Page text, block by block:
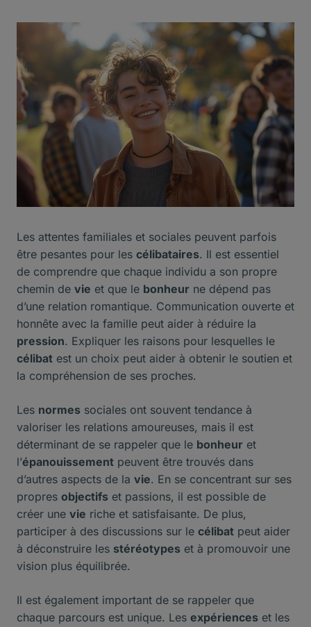
Les attentes familiales et sociales peuvent parfois
être pesantes pour les célibataires. Il est essentiel
de comprendre que chaque individu a son propre
chemin de vie et que le bonheur ne dépend pas
d’une relation romantique. Communication ouverte et
honnête avec la famille peut aider à réduire la
pression. Expliquer les raisons pour lesquelles le
célibat est un choix peut aider à obtenir le soutien et
la compréhension de ses proches.
Les normes sociales ont souvent tendance à
valoriser les relations amoureuses, mais il est
déterminant de se rappeler que le bonheur et
l’épanouissement peuvent être trouvés dans
d’autres aspects de la vie. En se concentrant sur ses
propres objectifs et passions, il est possible de
créer une vie riche et satisfaisante. De plus,
participer à des discussions sur le célibat peut aider
à déconstruire les stéréotypes et à promouvoir une
vision plus équilibrée.
Il est également important de se rappeler que
chaque parcours est unique. Les expériences et les